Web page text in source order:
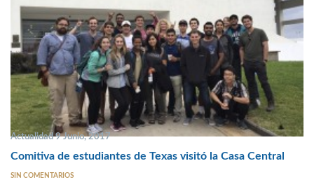
Actualidad 9 Junio, 2017
Comitiva de estudiantes de Texas visitó la Casa Central
SIN COMENTARIOS